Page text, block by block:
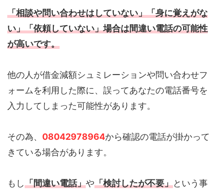
「相談や問い合わせはしていない」「身に覚えがな
い」「依頼していない」場合は間違い電話の可能性
が高いです。
他の人が借金減額シュミレーションや問い合わせフ
ォームを利用した際に、誤ってあなたの電話番号を
入力してしまった可能性があります。
その為、 08042978964から確認の電話が掛かって
きている場合があります。
もし「間違い電話」や「検討したが不要」という事